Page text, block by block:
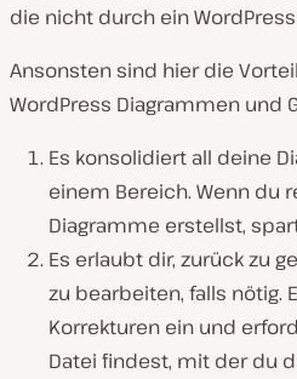
die nicht durch ein
Ansonsten sind hier die
WordPress Diagrammen und
Es konsolidiert all deine
einem Bereich. Wenn du
Diagramme erstellst,
Es erlaubt dir, zurück zu
zu bearbeiten, falls nötig.
Korrekturen ein und
Datei findest, mit der du